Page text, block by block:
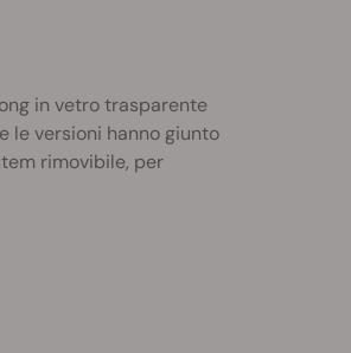
in vetro trasparente
le versioni hanno giunto
rimovibile, per